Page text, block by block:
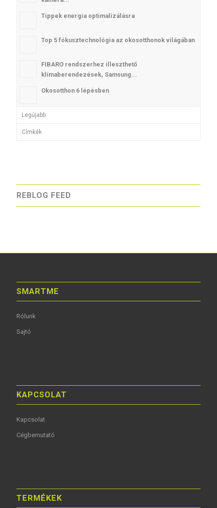
Tippek energia optimalizálásra
Top 5 fókusztechnológia az okosotthonok világában
FIBARO rendszerhez illeszthető
klímaberendezések, Samsung...
Okosotthon 6 lépésben
Legújabb
Címkék
REBLOG FEED
SMARTME
Rólunk
Sajtó
KAPCSOLAT
Kapcsolat
Cégbemutató
TERMÉKEK